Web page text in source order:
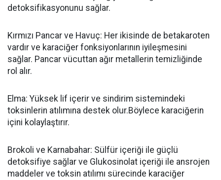
detoksifikasyonunu sağlar.
Kırmızı Pancar ve Havuç: Her ikisinde de betakaroten
vardır ve karaciğer fonksiyonlarının iyileşmesini
sağlar. Pancar vücuttan ağır metallerin temizliğinde
rol alır.
Elma: Yüksek lif içerir ve sindirim sistemindeki
toksinlerin atılımına destek olur.Böylece karaciğerin
içini kolaylaştırır.
Brokoli ve Karnabahar: Sülfür içeriği ile güçlü
detoksifiye sağlar ve Glukosinolat içeriği ile ansrojen
maddeler ve toksin atılımı sürecinde karaciğer